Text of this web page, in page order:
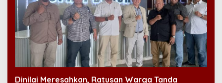
Dinilai Meresahkan, Ratusan Warga Tanda